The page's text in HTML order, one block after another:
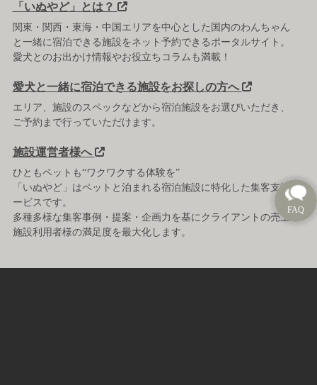
「いぬやど」とは？
関東・関西・東海・中国エリアを中心とした国内のわんちゃん
と一緒に宿泊できる施設をネット予約できるポータルサイト。
愛犬とのお出かけ情報やお役立ちコラムも満載！
愛犬と一緒に宿泊できる施設をお探しの方へ
エリア、施設のスペックなどから宿泊施設をお選びいただき、
ご予約まで行っていただけます。
施設運営者様へ
ひともペットも“ワクワクする体験を”
「いぬやど」はペットと泊まれる宿泊施設に特化した集客支援サ
ービスです。
多種多様な集客事例・提案・企画力を基にクライアントの売上、
施設利用者様の満足度を最大化します。